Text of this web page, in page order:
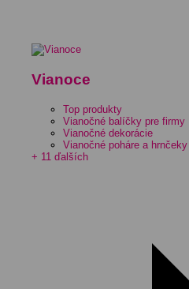
Vianoce
Top produkty
Vianočné balíčky pre firmy
Vianočné dekorácie
Vianočné poháre a hrnčeky
+ 11 ďalších